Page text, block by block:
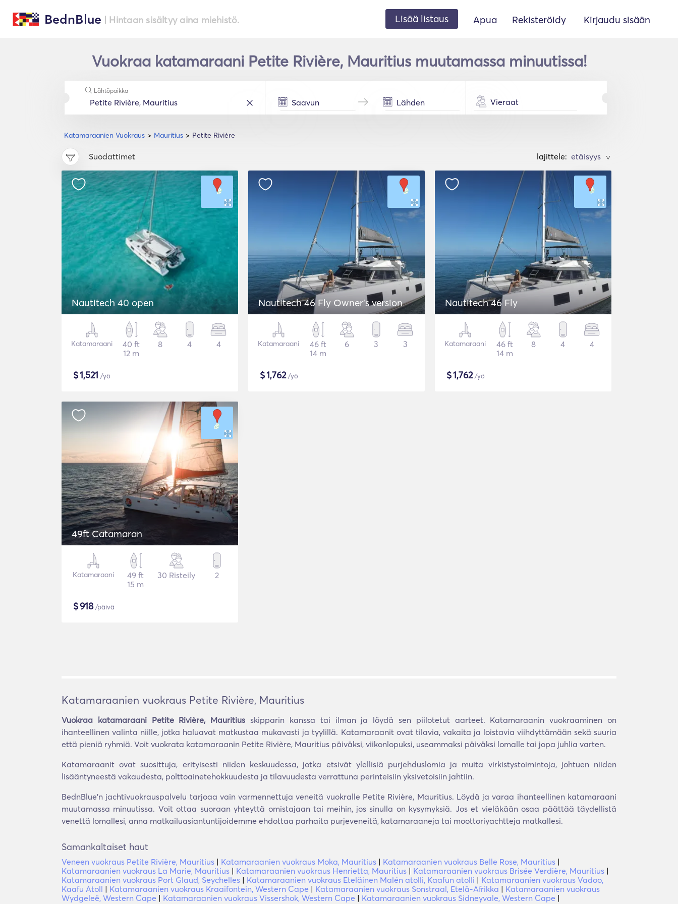
BednBlue | Hintaan sisältyy aina miehistö. Lisää listaus Apua Rekisteröidy Kirjaudu sisään
Vuokraa katamaraani Petite Rivière, Mauritius muutamassa minuutissa!
Katamaraanien Vuokraus Mauritius Petite Rivière
Lähtöpaikka
Vieraat
Suodattimet lajittele: >
Nautitech 40 open
Katamaraani
40 ft
12 m
8 4 4
$1,521 /yö
Nautitech 46 Fly Owner's version
Katamaraani
46 ft
14 m
6 3 3
$1,762/yö
Nautitech 46 Fly
Katamaraani
46 ft
14 m
8 4 4
$1,762/yö
49ft Catamaran
Katamaraani
49 ft
15 m
30 Risteily 2
$918/päivä
Katamaraanien vuokraus Petite Rivière, Mauritius
Vuokraa katamaraani Petite Rivière, Mauritius skipparin kanssa tai ilman ja löydä sen piilotetut aarteet. Katamaraanin vuokraaminen on
ihanteellinen valinta niille, jotka haluavat matkustaa mukavasti ja tyylillä. Katamaraanit ovat tilavia, vakaita ja loistavia viihdyttämään sekä suuria
että pieniä ryhmiä. Voit vuokrata katamaraanin Petite Rivière, Mauritius päiväksi, viikonlopuksi, useammaksi päiväksi lomalle tai jopa juhlia varten.
Katamaraanit ovat suosittuja, erityisesti niiden keskuudessa, jotka etsivät ylellisiä purjehduslomia ja muita virkistystoimintoja, johtuen niiden
lisääntyneestä vakaudesta, polttoainetehokkuudesta ja tilavuudesta verrattuna perinteisiin yksivetoisiin jahtiin.
BednBlue'n jachtivuokrauspalvelu tarjoaa vain varmennettuja veneitä vuokralle Petite Rivière, Mauritius. Löydä ja varaa ihanteellinen katamaraani
muutamassa minuutissa. Voit ottaa suoraan yhteyttä omistajaan tai meihin, jos sinulla on kysymyksiä. Jos et vieläkään osaa päättää täydellistä
venettä lomallesi, anna matkailuasiantuntijoidemme ehdottaa parhaita purjeveneitä, katamaraaneja tai moottoriyachtteja matkallesi.
Samankaltaiset haut
Veneen vuokraus Petite Rivière, Mauritius | Katamaraanien vuokraus Moka, Mauritius | Katamaraanien vuokraus Belle Rose, Mauritius |
Katamaraanien vuokraus La Marie, Mauritius | Katamaraanien vuokraus Henrietta, Mauritius | Katamaraanien vuokraus Brisée Verdière, Mauritius |
Katamaraanien vuokraus Port Glaud, Seychelles | Katamaraanien vuokraus Eteläinen Malén atolli, Kaafun atolli | Katamaraanien vuokraus Vadoo,
Kaafu Atoll | Katamaraanien vuokraus Kraaifontein, Western Cape | Katamaraanien vuokraus Sonstraal, Etelä-Afrikka | Katamaraanien vuokraus
Wydgeleë, Western Cape | Katamaraanien vuokraus Vissershok, Western Cape | Katamaraanien vuokraus Sidneyvale, Western Cape |